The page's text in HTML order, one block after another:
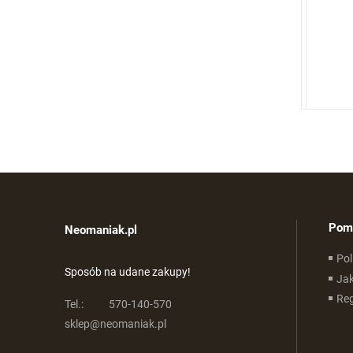
Neomaniak.pl
Sposób na udane zakupy!
Tel.:
570-140-570
sklep@neomaniak.pl